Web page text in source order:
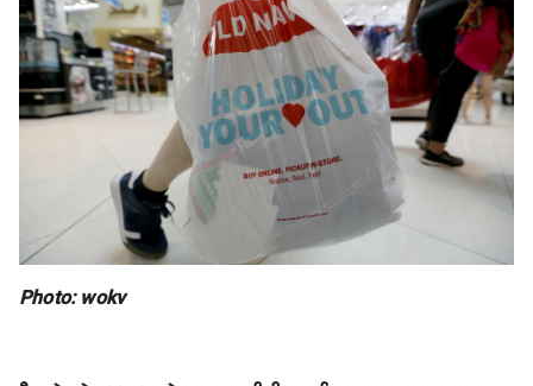
Photo: wokv